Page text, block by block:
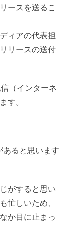
ースを送るこ
ィアの代表担
リースの送付
（インターネ
す。
あると思います
がすると思い
忙しいため、
か目に止まっ